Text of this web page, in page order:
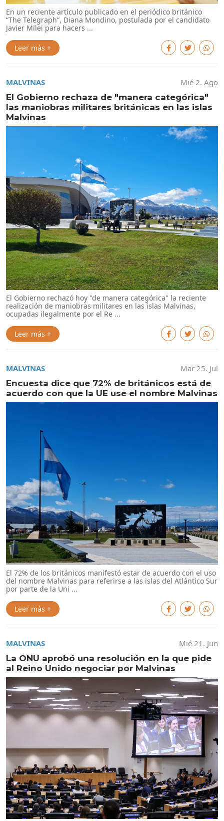
En un reciente artículo publicado en el periódico británico
“The Telegraph”, Diana Mondino, postulada por el candidato
Javier Milei para hacers ...
Leer más +
MALVINAS
Mié 2. Ago
El Gobierno rechaza de "manera categórica"
las maniobras militares británicas en las islas
Malvinas
El Gobierno rechazó hoy "de manera categórica" la reciente
realización de maniobras militares en las islas Malvinas,
ocupadas ilegalmente por el Re ...
Leer más +
MALVINAS
Mar 25. Jul
Encuesta dice que 72% de británicos está de
acuerdo con que la UE use el nombre Malvinas
El 72% de los británicos manifestó estar de acuerdo con el uso
del nombre Malvinas para referirse a las islas del Atlántico Sur
por parte de la Uni ...
Leer más +
MALVINAS
Mié 21. Jun
La ONU aprobó una resolución en la que pide
al Reino Unido negociar por Malvinas